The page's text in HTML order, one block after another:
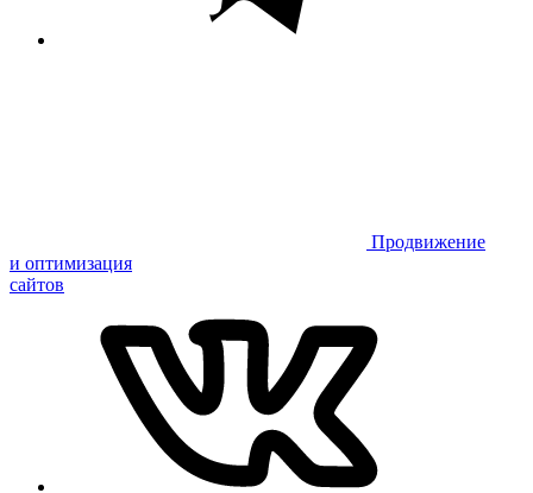
Продвижение
и оптимизация
сайтов